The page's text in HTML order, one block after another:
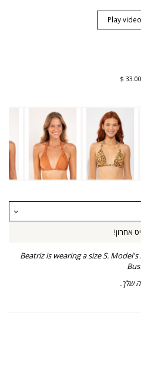
אחרון!
Beatriz is wearing a size S.
שלך.